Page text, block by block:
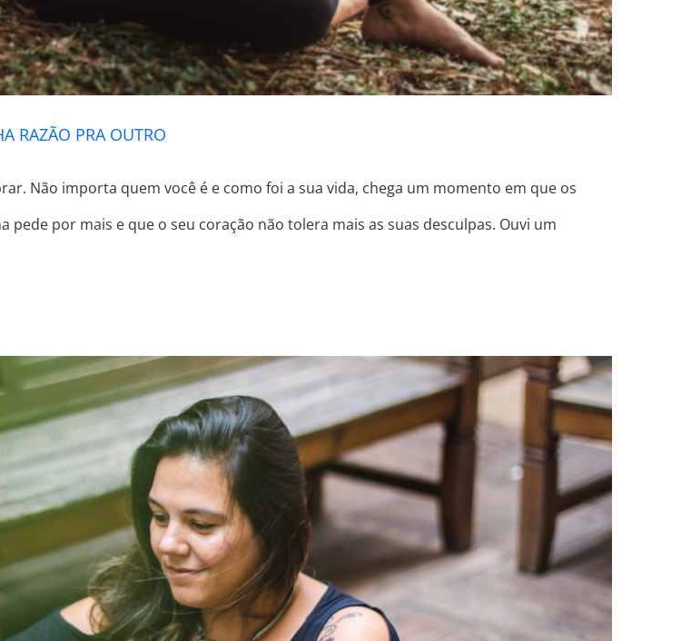
RAZÃO PRA OUTRO
Não importa quem você é e como foi a sua vida, chega um momento em que os
por mais e que o seu coração não tolera mais as suas desculpas. Ouvi um